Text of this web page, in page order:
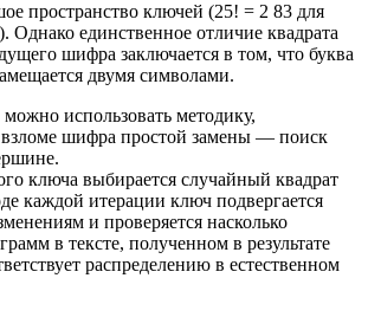
пространство ключей (25! = 2 83 для
Однако единственное отличие квадрата
шифра заключается в том, что буква
двумя символами.
использовать методику,
шифра простой замены — поиск
ключа выбирается случайный квадрат
каждой итерации ключ подвергается
и проверяется насколько
в тексте, полученном в результате
распределению в естественном